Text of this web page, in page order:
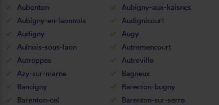
Aubenton
Aubigny-aux-kaisnes
Aubigny-en-laonnois
Audignicourt
Audigny
Augy
Aulnois-sous-laon
Autremencourt
Autreppes
Autreville
Azy-sur-marne
Bagneux
Bancigny
Barenton-bugny
Barenton-cel
Barenton-sur-serre